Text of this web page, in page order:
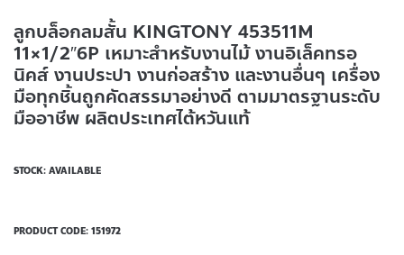
ลูกบล็อกลมสั้น KINGTONY 453511M
11×1/2″6P เหมาะสำหรับงานไม้ งานอิเล็คทรอ
นิคส์ งานประปา งานก่อสร้าง และงานอื่นๆ เครื่อง
มือทุกชิ้นถูกคัดสรรมาอย่างดี ตามมาตรฐานระดับ
มืออาชีพ ผลิตประเทศไต้หวันแท้
STOCK: AVAILABLE
PRODUCT CODE: 151972